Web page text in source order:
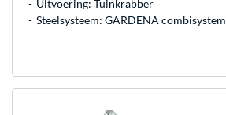
Uitvoering: Tuinkrabber
Steelsysteem: GARDENA combisystem